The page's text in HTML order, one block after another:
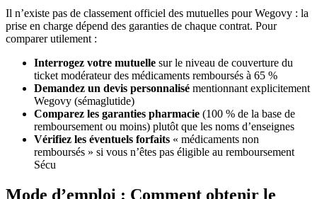
Il n’existe pas de classement officiel des mutuelles pour Wegovy : la
prise en charge dépend des garanties de chaque contrat. Pour
comparer utilement :
Interrogez votre mutuelle sur le niveau de couverture du
ticket modérateur des médicaments remboursés à 65 %
Demandez un devis personnalisé mentionnant explicitement
Wegovy (sémaglutide)
Comparez les garanties pharmacie (100 % de la base de
remboursement ou moins) plutôt que les noms d’enseignes
Vérifiez les éventuels forfaits « médicaments non
remboursés » si vous n’êtes pas éligible au remboursement
Sécu
Mode d’emploi : Comment obtenir le